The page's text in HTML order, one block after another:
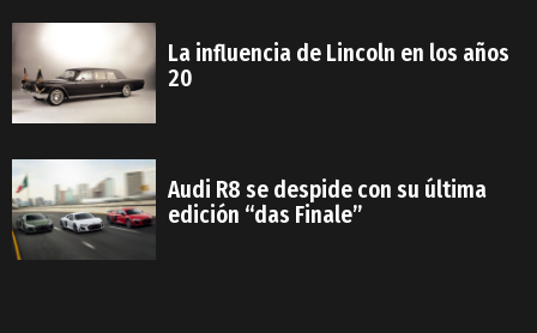
La influencia de Lincoln en los años
20
Audi R8 se despide con su última
edición “das Finale”